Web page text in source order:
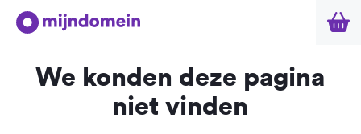
We konden deze pagina
niet vinden